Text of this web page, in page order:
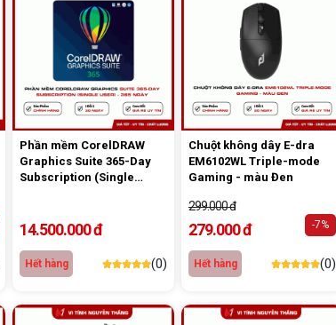
Phần mềm CorelDRAW
Graphics Suite 365-Day
Subscription (Single
14.500.000 đ
Hết hàng (0)
Chuột không dây E-dra
EM6102WL Triple-mode
Gaming - màu Đen
299.000 đ
279.000 đ -7%
Hết hàng (0)